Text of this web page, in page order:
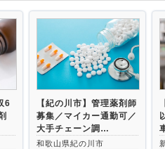
6
【紀の川市】管理薬剤師
募集／マイカー通勤可／
大手チェーン調…
和歌山県紀の川市